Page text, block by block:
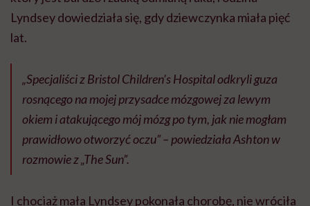
Lyndsey dowiedziała się, gdy dziewczynka miała pięć
lat.
„Specjaliści z Bristol Children’s Hospital odkryli guza
rosnącego na mojej przysadce mózgowej za lewym
okiem i atakującego mój mózg po tym, jak nie mogłam
prawidłowo otworzyć oczu” – powiedziała Ashton w
rozmowie z „The Sun”.
I chociaż mała Lyndsey pokonała chorobę, nie wróciła